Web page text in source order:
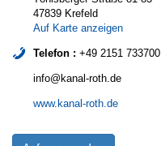
47839 Krefeld
Auf Karte anzeigen
Telefon : +49 2151 733700
info@kanal-roth.de
www.kanal-roth.de